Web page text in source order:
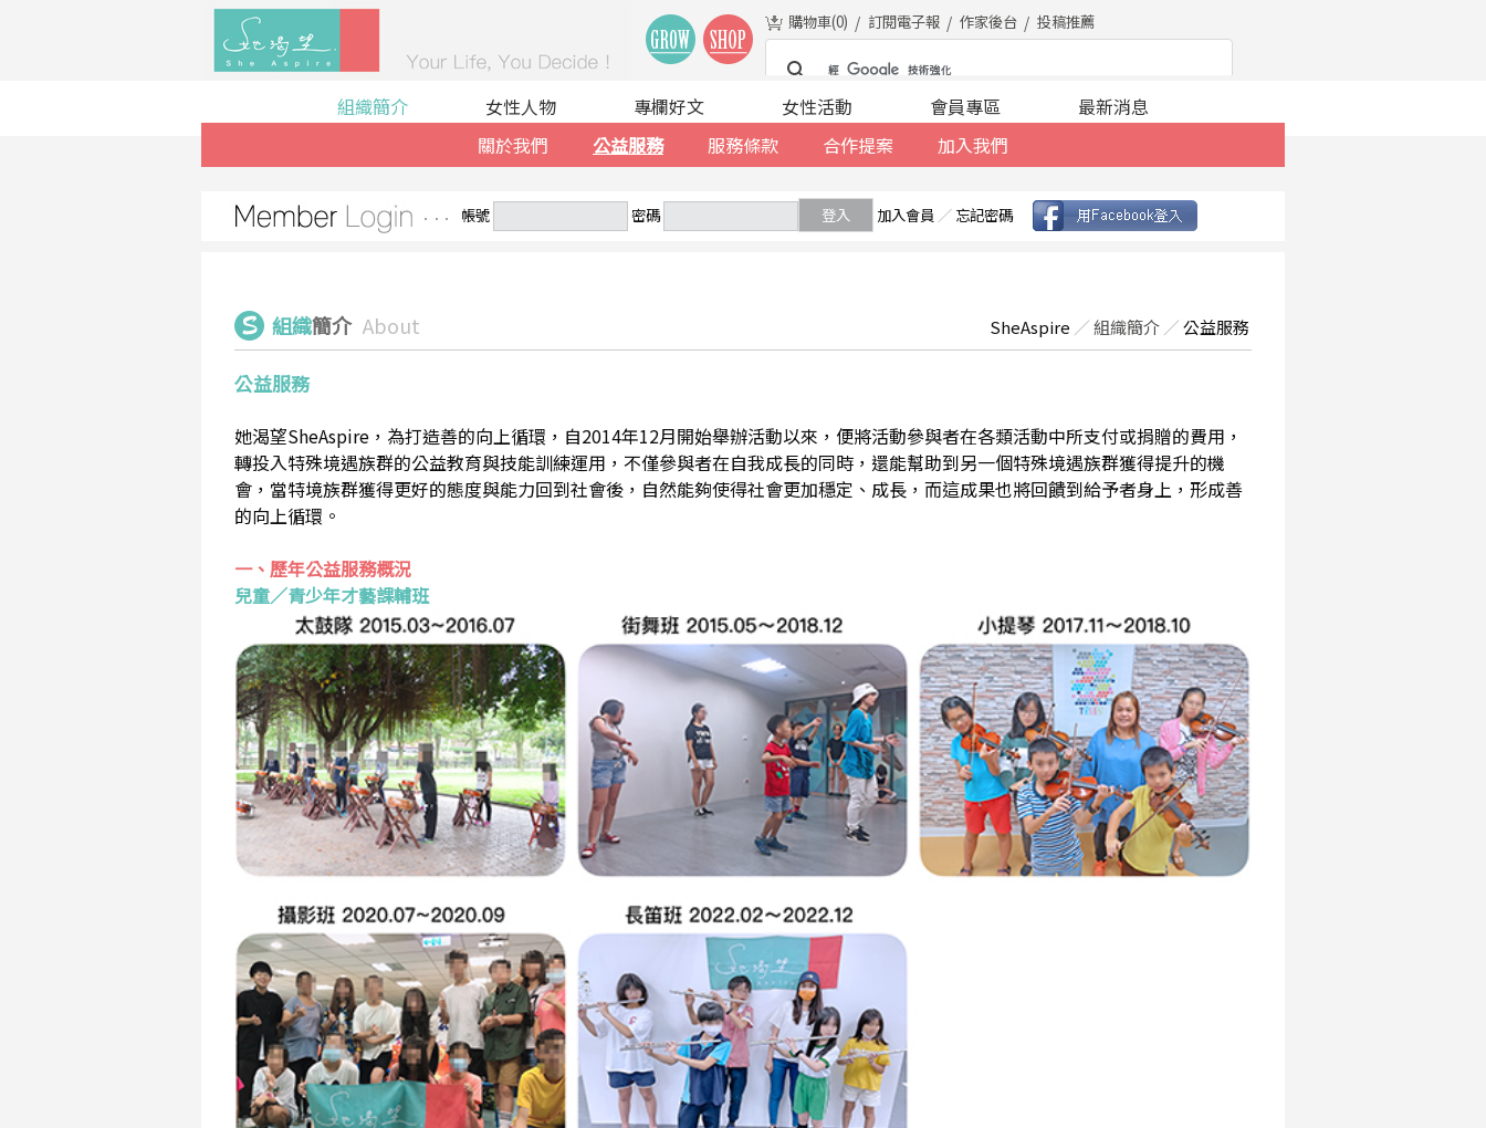
購物車(0) 訂閱電子報 作家後台 投稿推薦
組織簡介
關於我們
公益服務 服務條款 合作提案 加入我們
女性人物 專欄好文 女性活動 會員專區 最新消息
帳號 密碼 登入 加入會員 ／ 忘記密碼
組織簡介 About SheAspire ／組織簡介 ／公益服務
公益服務
她渴望SheAspire，為打造善的向上循環，自2014年12月開始舉辦活動以來，便將活動參與者在各類活動中所支付或捐贈的費用，
轉投入特殊境遇族群的公益教育與技能訓練運用，不僅參與者在自我成長的同時，還能幫助到另一個特殊境遇族群獲得提升的機
會，當特境族群獲得更好的態度與能力回到社會後，自然能夠使得社會更加穩定、成長，而這成果也將回饋到給予者身上，形成善
的向上循環。
一、歷年公益服務概況
兒童／青少年才藝課輔班